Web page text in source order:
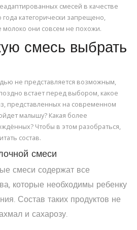
смесей в качестве
категорически запрещено,
молоко они совсем не похожи.
смесь выбрать
не представляется возможным,
встает перед выбором, какое
представленных на современном
малышу? Какая более
Чтобы в этом разобраться,
состав.
смеси
смеси содержат все
которые необходимы ребенку
Состав таких продуктов не
и сахарозу.